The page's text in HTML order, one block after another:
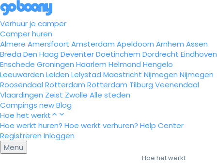
Verhuur je camper
Camper huren
Almere Amersfoort Amsterdam Apeldoorn Arnhem Assen
Breda Den Haag DeventerDoetinchem Dordrecht Eindhoven
Enschede Groningen Haarlem Helmond Hengelo
Leeuwarden Leiden Lelystad Maastricht Nijmegen Nijmegen
Roosendaal Rotterdam Rotterdam Tilburg Veenendaal
Vlaardingen Zeist Zwolle Alle steden
Campings newBlog
Hoe het werkt
Hoe werkt huren? Hoe werkt verhuren? Help Center
Registreren Inloggen
Menu
Hoe het werkt